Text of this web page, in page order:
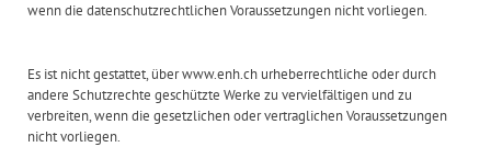
wenn die datenschutzrechtlichen Voraussetzungen nicht vorliegen.
Es ist nicht gestattet, über www.enh.ch urheberrechtliche oder durch
andere Schutzrechte geschützte Werke zu vervielfältigen und zu
verbreiten, wenn die gesetzlichen oder vertraglichen Voraussetzungen
nicht vorliegen.